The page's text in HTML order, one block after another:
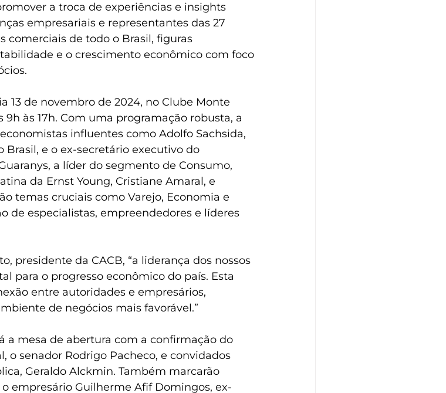
a troca de experiências e insights
empresariais e representantes das 27
comerciais de todo o Brasil, figuras
e o crescimento econômico com foco
13 de novembro de 2024, no Clube Monte
9h às 17h. Com uma programação robusta, a
influentes como Adolfo Sachsida,
e o ex-secretário executivo do
a líder do segmento de Consumo,
da Ernst Young, Cristiane Amaral, e
temas cruciais como Varejo, Economia e
de especialistas, empreendedores e líderes
presidente da CACB, “a liderança dos nossos
para o progresso econômico do país. Esta
entre autoridades e empresários,
de negócios mais favorável.”
a mesa de abertura com a confirmação do
o senador Rodrigo Pacheco, e convidados
Geraldo Alckmin. Também marcarão
empresário Guilherme Afif Domingos, ex-